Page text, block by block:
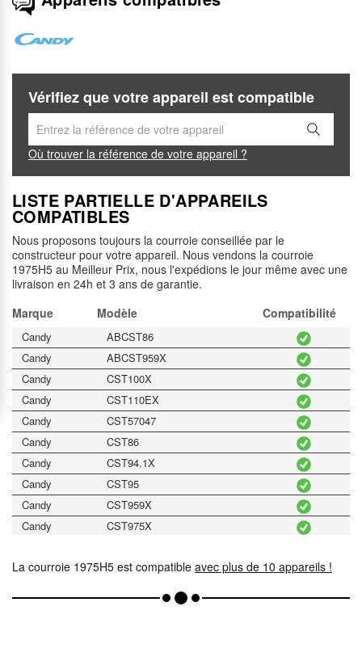
Vérifiez que votre appareil est compatible
Où trouver la référence de votre appareil ?
LISTE PARTIELLE D'APPAREILS
COMPATIBLES
Nous proposons toujours la courroie conseillée par le
constructeur pour votre appareil. Nous vendons la courroie
1975H5 au Meilleur Prix, nous l'expédions le jour même avec une
livraison en 24h et 3 ans de garantie.
Marque
Modèle Compatibilité
Candy
ABCST86
Candy
ABCST959X
Candy
CST100X
Candy
CST110EX
Candy
CST57047
Candy
CST86
Candy
CST94.1X
Candy
CST95
Candy
CST959X
Candy
CST975X
La courroie 1975H5 est compatible avec plus de 10 appareils !